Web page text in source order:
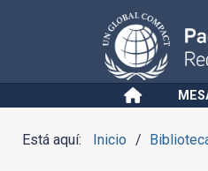
Está aquí: Inicio